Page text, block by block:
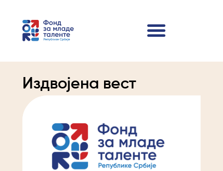
Издвојена вест